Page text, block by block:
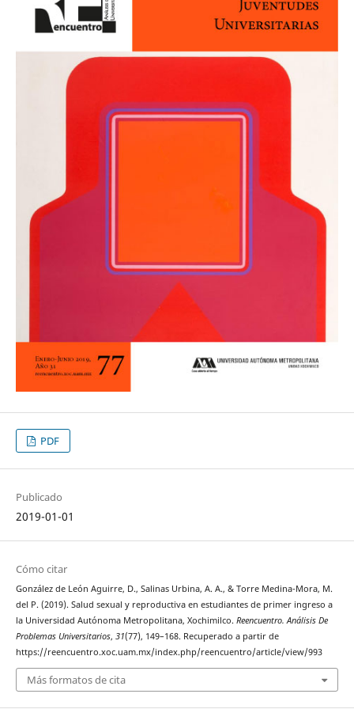
PDF
Publicado
2019-01-01
Cómo citar
González de León Aguirre, D., Salinas Urbina, A. A., & Torre Medina-Mora, M.
del P. (2019). Salud sexual y reproductiva en estudiantes de primer ingreso a
la Universidad Autónoma Metropolitana, Xochimilco. Reencuentro. Análisis De
Problemas Universitarios, 31(77), 149–168. Recuperado a partir de
https://reencuentro.xoc.uam.mx/index.php/reencuentro/article/view/993
Más formatos de cita